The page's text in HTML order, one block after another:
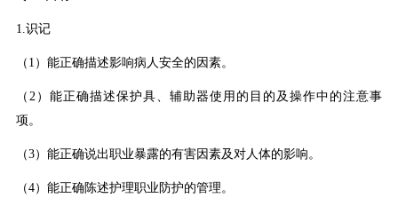
1.识记
（1）能正确描述影响病人安全的因素。
（2）能正确描述保护具、辅助器使用的目的及操作中的注意事
项。
（3）能正确说出职业暴露的有害因素及对人体的影响。
（4）能正确陈述护理职业防护的管理。